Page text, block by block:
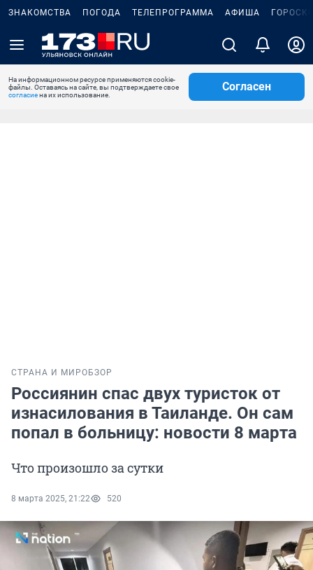
ЗНАКОМСТВА ПОГОДА ТЕЛЕПРОГРАММА АФИША
На информационном ресурсе применяются cookie-
файлы. Оставаясь на сайте, вы подтверждаете свое
согласиена их использование.
Согласен
СТРАНА И МИРОБЗОР
Россиянин спас двух туристок от
изнасилования в Таиланде. Он сам
попал в больницу: новости 8 марта
Что произошло за сутки
8 марта 2025, 21:22 520